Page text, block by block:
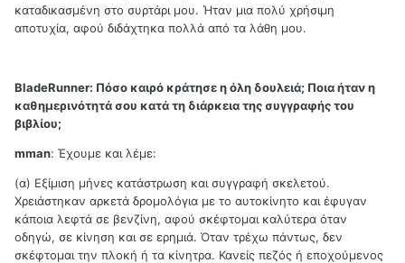
καταδικασμένη στο συρτάρι μου. Ήταν μια πολύ χρήσιμη
αποτυχία, αφού διδάχτηκα πολλά από τα λάθη μου.
BladeRunner: Πόσο καιρό κράτησε η όλη δουλειά; Ποια ήταν η
καθημερινότητά σου κατά τη διάρκεια της συγγραφής του
βιβλίου;
mman: Έχουμε και λέμε:
(α) Εξίμιση μήνες κατάστρωση και συγγραφή σκελετού.
Χρειάστηκαν αρκετά δρομολόγια με το αυτοκίνητο και έφυγαν
κάποια λεφτά σε βενζίνη, αφού σκέφτομαι καλύτερα όταν
οδηγώ, σε κίνηση και σε ερημιά. Όταν τρέχω πάντως, δεν
σκέφτομαι την πλοκή ή τα κίνητρα. Κανείς πεζός ή εποχούμενος